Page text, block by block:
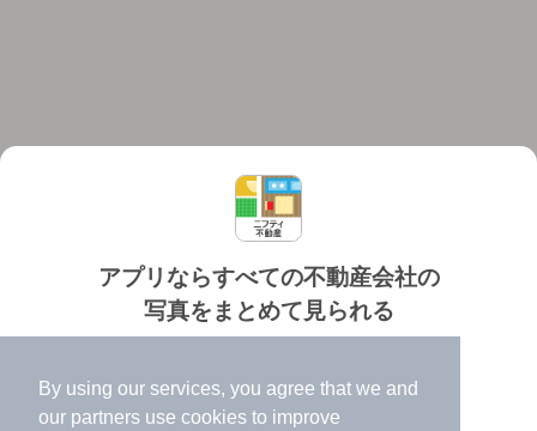
By using our services, you agree that we and
our partners use cookies to improve
アプリならすべての不動産会社の
写真をまとめて見られる
✔️
高速表示で似た物件も見つけやすい
個人情報保護ポリシー 利用規約